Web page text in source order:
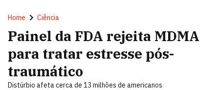
Home Ciência
Painel da FDA rejeita MDMA
para tratar estresse pós-
traumático
Distúrbio afeta cerca de 13 milhões de americanos